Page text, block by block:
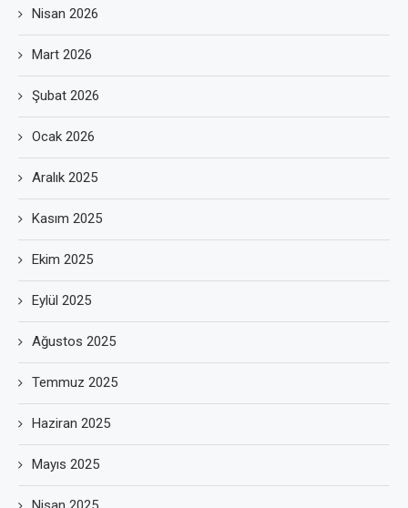
Nisan 2026
Mart 2026
Şubat 2026
Ocak 2026
Aralık 2025
Kasım 2025
Ekim 2025
Eylül 2025
Ağustos 2025
Temmuz 2025
Haziran 2025
Mayıs 2025